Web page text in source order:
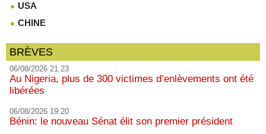
USA
CHINE
BRÈVES
06/08/2026 21:23
Au Nigeria, plus de 300 victimes d’enlèvements ont été
libérées
06/08/2026 19:20
Bénin: le nouveau Sénat élit son premier président